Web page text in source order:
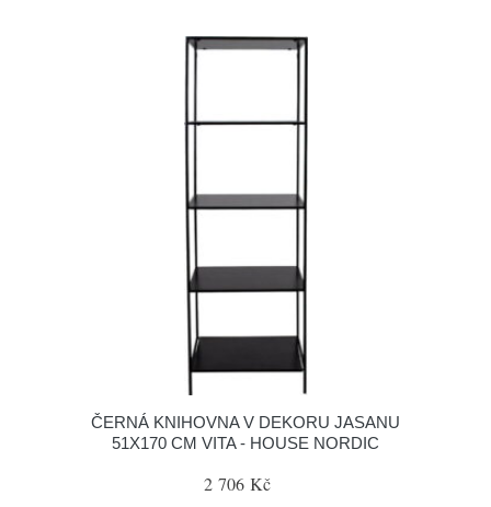
ČERNÁ KNIHOVNA V DEKORU JASANU
51X170 CM VITA - HOUSE NORDIC
2 706 Kč